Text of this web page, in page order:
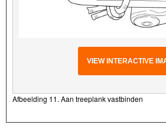
VIEW INTERACTIVE
Afbeelding 11. Aan treeplank vastbinden